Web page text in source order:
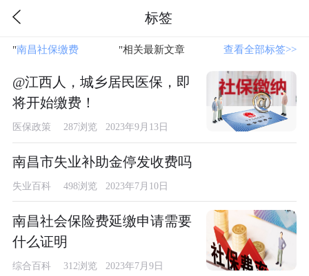
标签
"南昌社保缴费 "相关最新文章 查看全部标签>>
@江西人，城乡居民医保，即
将开始缴费！
医保政策 287浏览 2023年9月13日
南昌市失业补助金停发收费吗
失业百科 498浏览 2023年7月10日
南昌社会保险费延缴申请需要
什么证明
综合百科 312浏览 2023年7月9日